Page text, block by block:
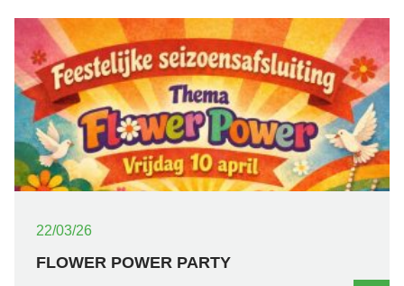
22/03/26
FLOWER POWER PARTY